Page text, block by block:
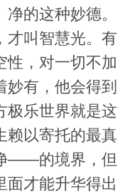
的这种妙德。
叫智慧光。有
性，对一切不加
有，他会得到
极乐世界就是这
赖以寄托的最真
——的境界，但
面才能升华得出